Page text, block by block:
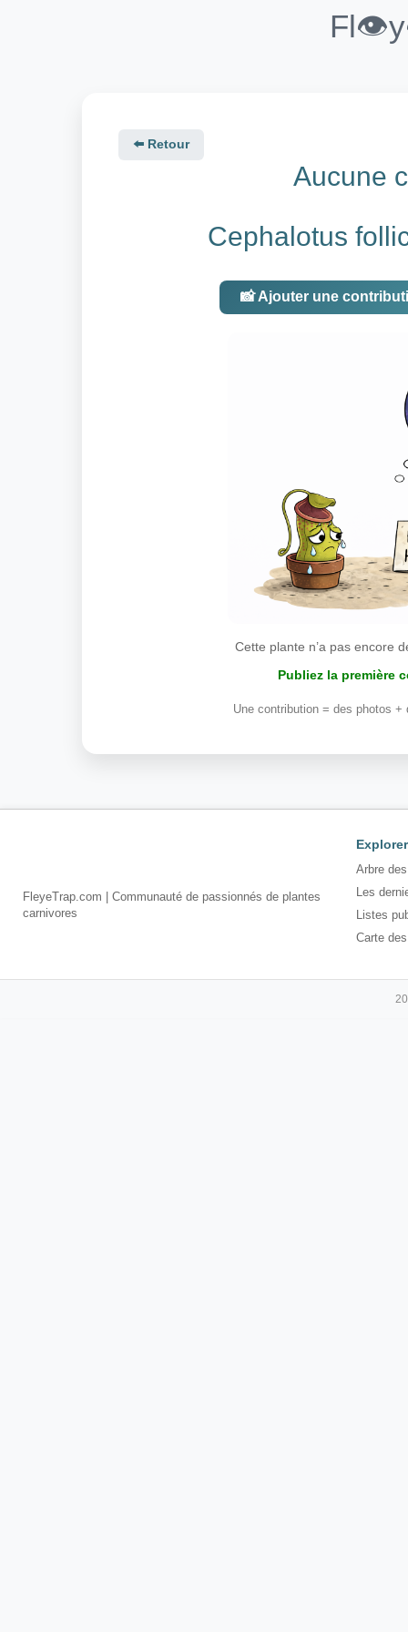
⬅️ Retour
Aucune
Cephalotus
📸 Ajouter une
Cette plante n’a pas encore
Publiez la première
Une contribution = des photos
FleyeTrap.com | Communauté de passionnés de plantes
carnivores
Explorer
Arbre
Les
Listes
Carte